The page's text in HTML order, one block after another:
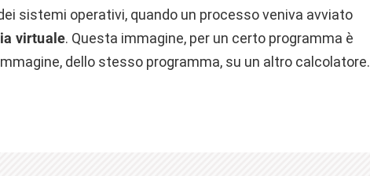
sistemi operativi, quando un processo veniva avviato
virtuale. Questa immagine, per un certo programma è
dello stesso programma, su un altro calcolatore.